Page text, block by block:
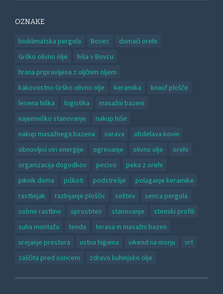
OZNAKE
bioklimatska pergola Bovec
domači orehi
Grško olivno olje
hiša v Bovcu
hrana pripravljena z oljčnim oljem
kakovostno Grško olivno olje
keramika
knauf plošče
lesena hiška
logistika
masažni bazeni
najemniško stanovanje
nakup hiše
nakup masažnega bazena
narava
obdelava kovin
obnovljivi viri energije
ogrevanje olivno olje
orehi
organizacija dogodkov
pecivo
peka z orehi
piknik doma
piškoti podstrešje
polaganje keramike
rastlinjak
razbijanje ploščic selitev
senca pergola
sobne rastline
sprostitev stanovanje
stenski profili
suha montaža
tenda
terasa in masažni bazen
urejanje prostora
ustna higiena vikend na morju
vrt
zaščita pred soncem
zdravo kuhinjsko olje